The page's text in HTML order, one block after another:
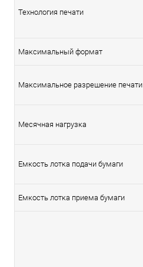
Технология печати
Максимальный формат
Максимальное разрешение печати
Месячная нагрузка
Емкость лотка подачи бумаги
Емкость лотка приема бумаги